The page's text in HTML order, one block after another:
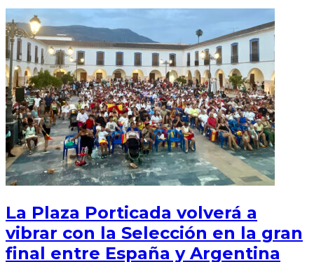
La Plaza Porticada volverá a
vibrar con la Selección en la gran
final entre España y Argentina